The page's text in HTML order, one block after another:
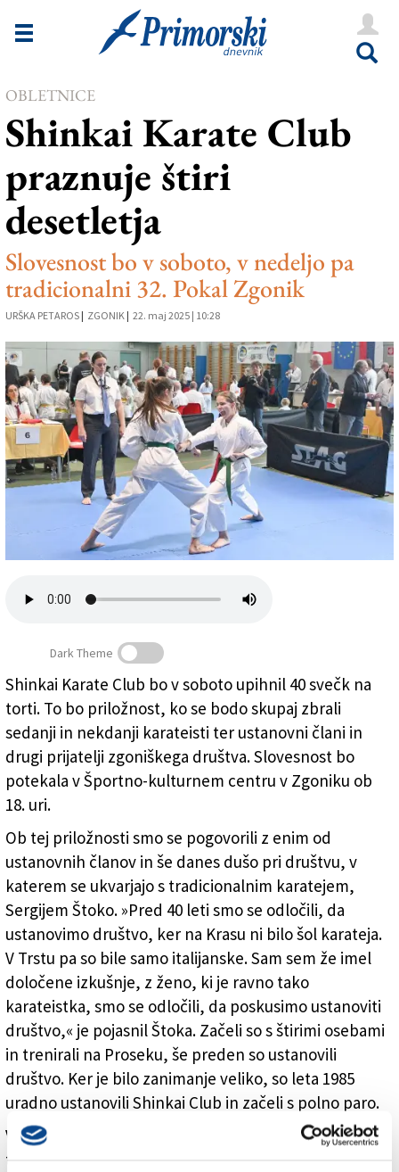
Novice
Goriška
Kultura
Šport
Še
Vreme
V Kioskih
Uredništvo
Oglasi
Založnik
Zadruga PD
Naročnine
OBLETNICE
Shinkai Karate Club
praznuje štiri
desetletja
Slovesnost bo v soboto, v nedeljo pa
tradicionalni 32. Pokal Zgonik
URŠKA PETAROS | ZGONIK | 22. maj 2025 | 10:28
Z lanske izvedbe Pokala Zgonik (FOTODAMJ@N)
Dark Theme
Shinkai Karate Club bo v soboto upihnil 40 svečk na
torti. To bo priložnost, ko se bodo skupaj zbrali
sedanji in nekdanji karateisti ter ustanovni člani in
drugi prijatelji zgoniškega društva. Slovesnost bo
potekala v Športno-kulturnem centru v Zgoniku ob
18. uri.
Ob tej priložnosti smo se pogovorili z enim od
ustanovnih članov in še danes dušo pri društvu, v
katerem se ukvarjajo s tradicionalnim karatejem,
Sergijem Štoko. »Pred 40 leti smo se odločili, da
ustanovimo društvo, ker na Krasu ni bilo šol karateja.
V Trstu pa so bile samo italijanske. Sam sem že imel
določene izkušnje, z ženo, ki je ravno tako
karateistka, smo se odločili, da poskusimo ustanoviti
društvo,« je pojasnil Štoka. Začeli so s štirimi osebami
in trenirali na Proseku, še preden so ustanovili
društvo. Ker je bilo zanimanje veliko, so leta 1985
uradno ustanovili Shinkai Club in začeli s polno paro.
V sklop praznovanja 40-letnice sodi letos tudi
tradicionalni, 32. Pokal Zgonik, ki bo v nedeljo v